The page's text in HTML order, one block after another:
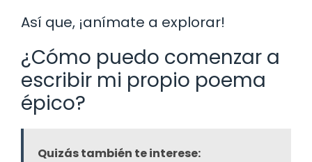
Así que, ¡anímate a explorar!
¿Cómo puedo comenzar a
escribir mi propio poema
épico?
Quizás también te interese: